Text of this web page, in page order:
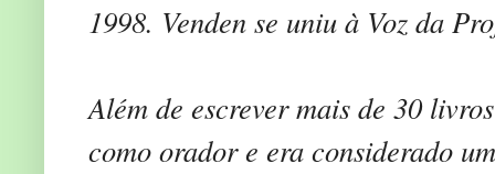
1998. Venden se uniu à Voz da
Além de escrever mais de 30
como orador e era considerado